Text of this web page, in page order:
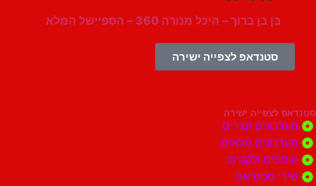
בן בן ברוך – היכל מנורה 360 – הספיישל המלא
סטנדאפ לצפייה ישירה
ישירה
קצרים
מלאים
ולקטים
סטנדאפ